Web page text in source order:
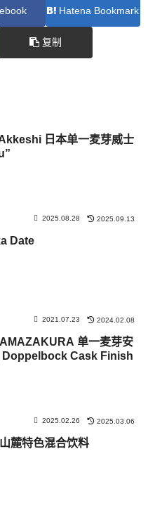
Hatena Bookmark
复制
Akkeshi 日本单一麦芽威士
2025.08.28 2025.09.13
Date
2021.07.23 2024.02.08
单一麦芽安
Doppelbock Cask Finish
2025.02.26 2025.03.06
麓特色混合饮料